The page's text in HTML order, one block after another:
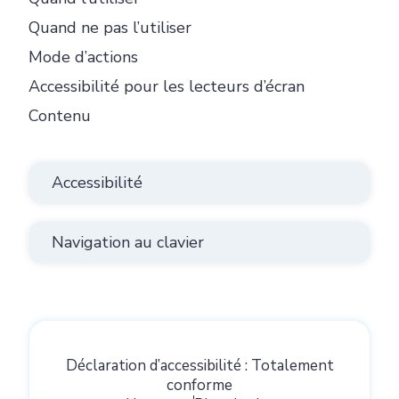
Quand ne pas l’utiliser
Mode d’actions
Accessibilité pour les lecteurs d’écran
Contenu
Accessibilité
Navigation au clavier
Déclaration d’accessibilité : Totalement
conforme